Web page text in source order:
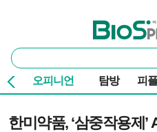
바이오스펙테
통
합
검
색
오피니언 탐방 피
한미약품, ‘삼중작용제